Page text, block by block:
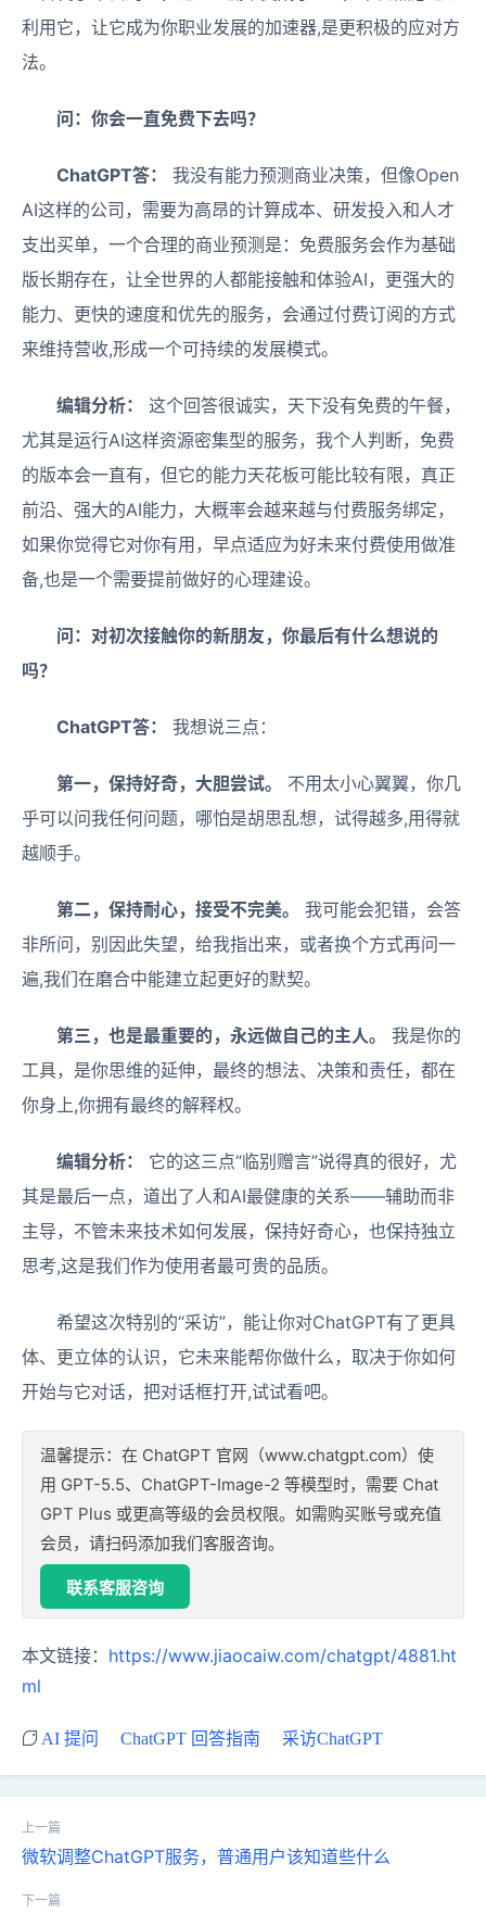
利用它，让它成为你职业发展的加速器,是更积极的应对方
法。
问：你会一直免费下去吗？
ChatGPT答：
我没有能力预测商业决策，但像Open
AI这样的公司，需要为高昂的计算成本、研发投入和人才
支出买单，一个合理的商业预测是：免费服务会作为基础
版长期存在，让全世界的人都能接触和体验AI，更强大的
能力、更快的速度和优先的服务，会通过付费订阅的方式
来维持营收,形成一个可持续的发展模式。
编辑分析：
这个回答很诚实，天下没有免费的午餐，
尤其是运行AI这样资源密集型的服务，我个人判断，免费
的版本会一直有，但它的能力天花板可能比较有限，真正
前沿、强大的AI能力，大概率会越来越与付费服务绑定，
如果你觉得它对你有用，早点适应为好未来付费使用做准
备,也是一个需要提前做好的心理建设。
问：对初次接触你的新朋友，你最后有什么想说的
吗？
ChatGPT答： 我想说三点：
第一，保持好奇，大胆尝试。
不用太小心翼翼，你几
乎可以问我任何问题，哪怕是胡思乱想，试得越多,用得就
越顺手。
第二，保持耐心，接受不完美。
我可能会犯错，会答
非所问，别因此失望，给我指出来，或者换个方式再问一
遍,我们在磨合中能建立起更好的默契。
第三，也是最重要的，永远做自己的主人。
我是你的
工具，是你思维的延伸，最终的想法、决策和责任，都在
你身上,你拥有最终的解释权。
编辑分析：
它的这三点“临别赠言”说得真的很好，尤
其是最后一点，道出了人和AI最健康的关系——辅助而非
主导，不管未来技术如何发展，保持好奇心，也保持独立
思考,这是我们作为使用者最可贵的品质。
希望这次特别的“采访”，能让你对ChatGPT有了更具
体、更立体的认识，它未来能帮你做什么，取决于你如何
开始与它对话，把对话框打开,试试看吧。
温馨提示：在 ChatGPT 官网（www.chatgpt.com）使
用 GPT-5.5、ChatGPT-Image-2 等模型时，需要 Chat
GPT Plus 或更高等级的会员权限。如需购买账号或充值
会员，请扫码添加我们客服咨询。
联系客服咨询
本文链接： https://www.jiaocaiw.com/chatgpt/4881.ht
ml
AI 提问 ChatGPT 回答指南 采访ChatGPT
微软调整ChatGPT服务，普通用户该知道些什么